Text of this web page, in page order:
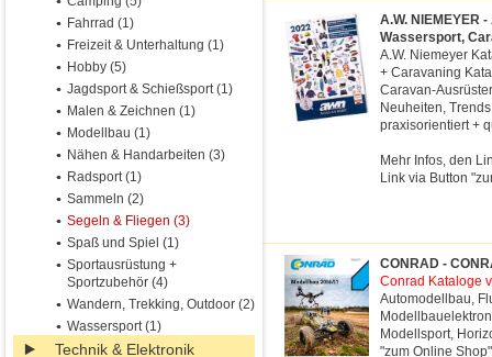
Fahrrad (1)
Freizeit & Unterhaltung (1)
Hobby (5)
Jagdsport & Schießsport (1)
Malen & Zeichnen (1)
Modellbau (1)
Nähen & Handarbeiten (3)
Radsport (1)
Sammeln (2)
Segeln & Fliegen (3)
Spaß und Spiel (1)
Sportausrüstung +
Sportzubehör (4)
Wandern, Trekking, Outdoor (2)
Wassersport (1)
Technik & Elektronik
A.W. NIEMEYER
Wassersport,
A.W. Niemeyer
+ Caravaning
Caravan-
Neuheiten,
praxisorientiert +
Mehr Infos, den
Link via Button
CONRAD -
Conrad Kataloge
Automodellbau,
Modellsport,
"zum Online